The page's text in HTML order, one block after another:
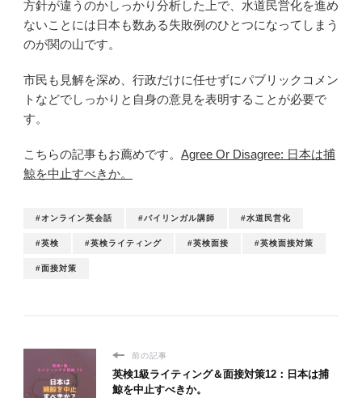
方針が違うのかしっかり分析した上で、水道民営化を進め
ないことには日本も数ある失敗例のひとつになってしまう
のが関の山です。
市民も見解を深め、行政だけに任せずにパブリックコメン
トなどでしっかりと自身の意見を表明することが必要で
す。
こちらの記事もお薦めです。 Agree Or Disagree: 日本は捕
鯨を中止すべきか。
#オンライン英会話 #バイリンガル講師 #水道民営化
#英検 #英検ライティング #英検面接 #英検面接対策
#面接対策
前の記事
英検1級ライティング＆面接対策12：日本は捕
鯨を中止すべきか。